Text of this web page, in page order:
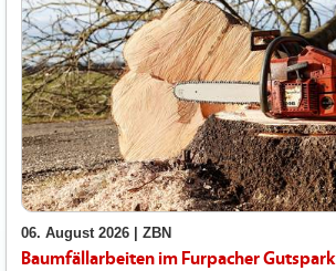
06. August 2026 | ZBN
Baumfällarbeiten im Furpacher Gutspark